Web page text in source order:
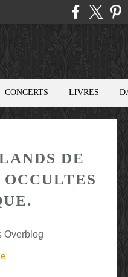
CONCERTS LIVRES
DE
Overblog